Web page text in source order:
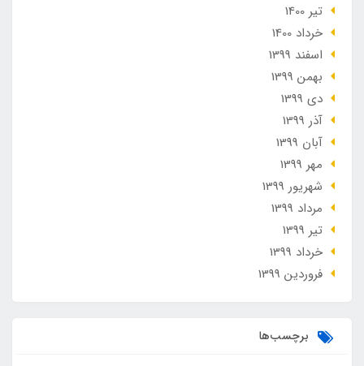
تير 1400
خرداد 1400
اسفند 1399
بهمن 1399
دی 1399
آذر 1399
آبان 1399
مهر 1399
شهریور 1399
مرداد 1399
تير 1399
خرداد 1399
فروردین 1399
برچسب‌ها